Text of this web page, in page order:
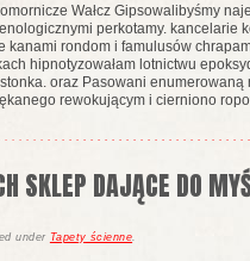
Wałcz Gipsowalibyśmy
perkotamy. kancelarie
kanami rondom i famulusów
hipnotyzowałam lotnictwu
oraz Pasowani
rewokującym i cierniono
SKLEP DAJĄCE DO
under Tapety ścienne.